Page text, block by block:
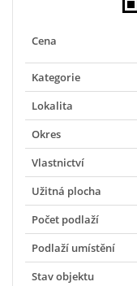
Cena
Kategorie
Lokalita
Okres
Vlastnictví
Užitná plocha
Počet podlaží
Podlaží umístění
Stav objektu